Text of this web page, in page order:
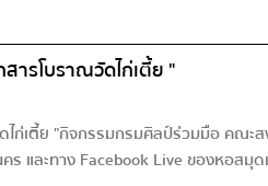
ารโบราณวัดไก่เตี้ย "
ก่เตี้ย "กิจกรรมกรมศิลป์ร่วมมือ ค
ละทาง Facebook Live ของหอสมุ